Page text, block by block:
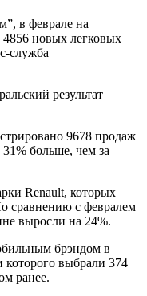
в феврале на
новых легковых
служба
результат
9678 продаж
больше, чем за
Renault, которых
сравнению с февралем
выросли на 24%.
брэндом в
которого выбрали 374
ранее.